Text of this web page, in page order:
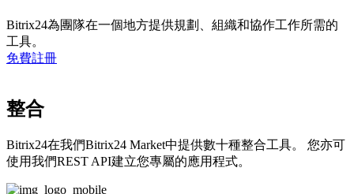
Bitrix24為團隊在一個地方提供規劃、組織和協作工作所需的
工具。
免費註冊
整合
Bitrix24在我們Bitrix24 Market中提供數十種整合工具。 您亦可
使用我們REST API建立您專屬的應用程式。